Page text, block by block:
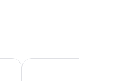
Finca Calderón